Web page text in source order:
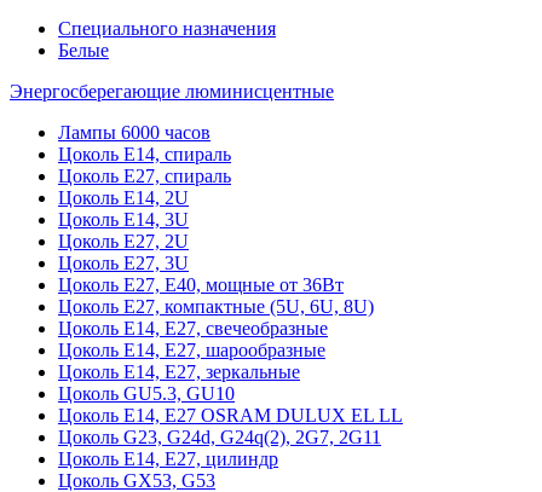
Специального назначения
Белые
Энергосберегающие люминисцентные
Лампы 6000 часов
Цоколь Е14, спираль
Цоколь Е27, спираль
Цоколь Е14, 2U
Цоколь Е14, 3U
Цоколь Е27, 2U
Цоколь Е27, 3U
Цоколь Е27, Е40, мощные от 36Вт
Цоколь Е27, компактные (5U, 6U, 8U)
Цоколь Е14, Е27, свечеобразные
Цоколь Е14, Е27, шарообразные
Цоколь Е14, Е27, зеркальные
Цоколь GU5.3, GU10
Цоколь Е14, Е27 OSRAM DULUX EL LL
Цоколь G23, G24d, G24q(2), 2G7, 2G11
Цоколь Е14, Е27, цилиндр
Цоколь GX53, G53